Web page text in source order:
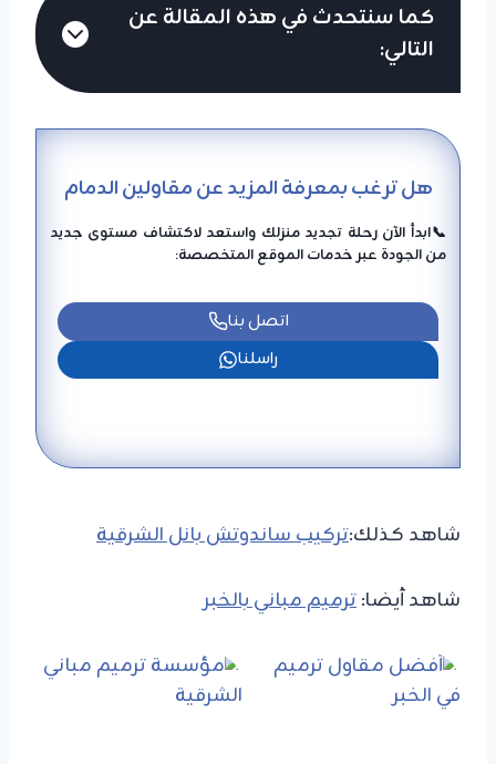
كما سنتحدث في هذه المقالة عن
التالي:
هل ترغب بمعرفة المزيد عن مقاولين الدمام
📞ابدأ الآن رحلة تجديد منزلك واستعد لاكتشاف مستوى جديد
من الجودة عبر خدمات الموقع المتخصصة:
اتصل بنا
راسلنا
شاهد كذلك:تركيب ساندوتش بانل الشرقية
شاهد أيضا:ترميم مباني بالخبر